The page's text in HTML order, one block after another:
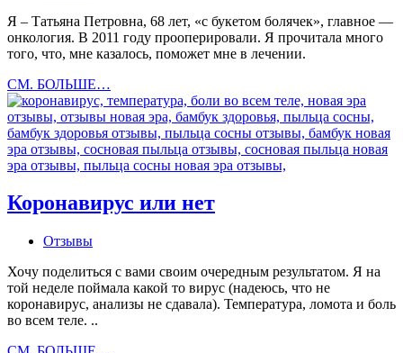
Я – Татьяна Петровна, 68 лет, «с букетом болячек», главное —
онкология. В 2011 году прооперировали. Я прочитала много
того, что, мне казалось, поможет мне в лечении.
СМ. БОЛЬШЕ…
Коронавирус или нет
Отзывы
Хочу поделиться с вами своим очередным результатом. Я на
той неделе поймала какой то вирус (надеюсь, что не
коронавирус, анализы не сдавала). Температура, ломота и боль
во всем теле. ..